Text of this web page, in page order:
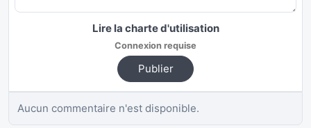
Lire la charte d'utilisation
Connexion requise
Publier
Aucun commentaire n'est disponible.